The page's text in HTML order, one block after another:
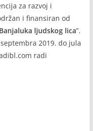
za razvoj i
i finansiran od
ljudskog lica”.
2019. do jula
radi